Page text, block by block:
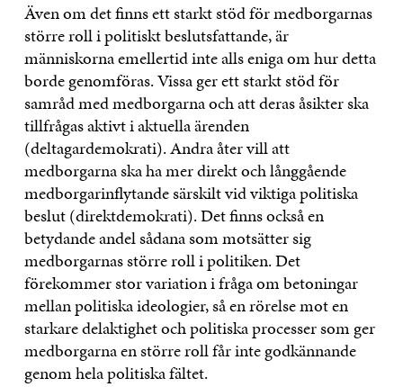
Även om det finns ett starkt stöd för medborgarnas
större roll i politiskt beslutsfattande, är
människorna emellertid inte alls eniga om hur detta
borde genomföras. Vissa ger ett starkt stöd för
samråd med medborgarna och att deras åsikter ska
tillfrågas aktivt i aktuella ärenden
(deltagardemokrati). Andra åter vill att
medborgarna ska ha mer direkt och långgående
medborgarinflytande särskilt vid viktiga politiska
beslut (direktdemokrati). Det finns också en
betydande andel sådana som motsätter sig
medborgarnas större roll i politiken. Det
förekommer stor variation i fråga om betoningar
mellan politiska ideologier, så en rörelse mot en
starkare delaktighet och politiska processer som ger
medborgarna en större roll får inte godkännande
genom hela politiska fältet.